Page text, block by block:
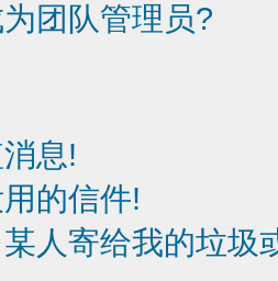
团队管理员?
息!
的信件!
人寄给我的垃圾